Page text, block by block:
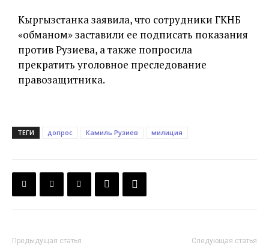
Кыргызстанка заявила, что сотрудники ГКНБ
«обманом» заставили ее подписать показания
против Рузиева, а также попросила
прекратить уголовное преследование
правозащитника.
ТЕГИ допрос Камиль Рузиев милиция
Предыдущая статья Следующая статья